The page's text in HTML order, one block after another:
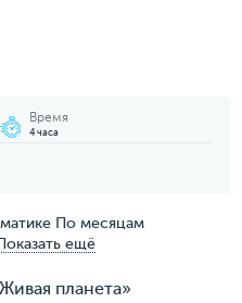
Время
4 часа
По месяцам
ещё
планета»